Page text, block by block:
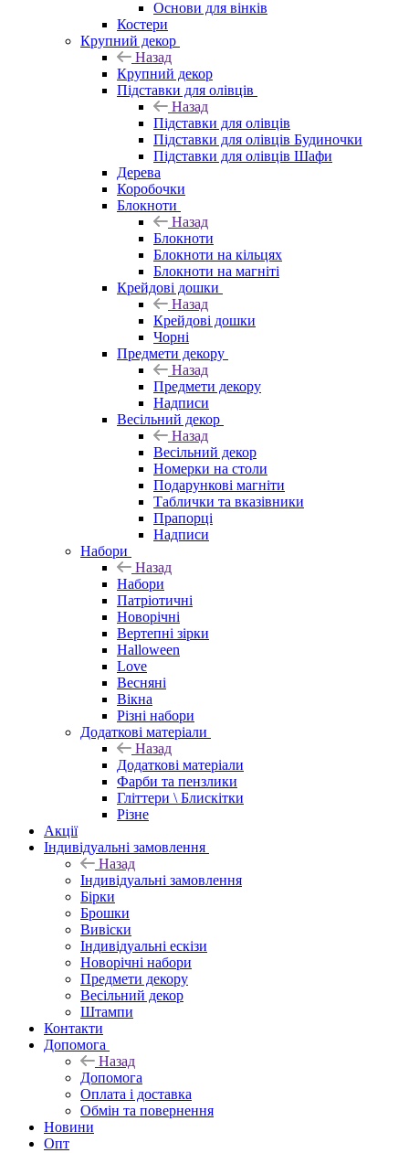
Основи для вінків
Костери
Крупний декор
Назад
Крупний декор
Підставки для олівців
Назад
Підставки для олівців
Підставки для олівців Будиночки
Підставки для олівців Шафи
Дерева
Коробочки
Блокноти
Назад
Блокноти
Блокноти на кільцях
Блокноти на магніті
Крейдові дошки
Назад
Крейдові дошки
Чорні
Предмети декору
Назад
Предмети декору
Надписи
Весільний декор
Назад
Весільний декор
Номерки на столи
Подарункові магніти
Таблички та вказівники
Прапорці
Надписи
Набори
Назад
Набори
Патріотичні
Новорічні
Вертепні зірки
Halloween
Love
Весняні
Вікна
Різні набори
Додаткові матеріали
Назад
Додаткові матеріали
Фарби та пензлики
Гліттери \ Блискітки
Різне
Акції
Індивідуальні замовлення
Назад
Індивідуальні замовлення
Бірки
Брошки
Вивіски
Індивідуальні ескізи
Новорічні набори
Предмети декору
Весільний декор
Штампи
Контакти
Допомога
Назад
Допомога
Оплата і доставка
Обмін та повернення
Новини
Опт